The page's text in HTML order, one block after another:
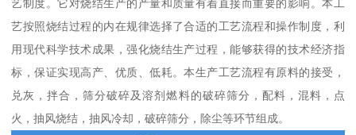
艺制度。它对烧结生产的产量和质量有着直接而重要的影响。本工
艺按照烧结过程的内在规律选择了合适的工艺流程和操作制度，利
用现代科学技术成果，强化烧结生产过程，能够获得的技术经济指
标，保证实现高产、优质、低耗。本生产工艺流程有原料的接受，
兑灰，拌合，筛分破碎及溶剂燃料的破碎筛分，配料，混料，点
火，抽风烧结，抽风冷却，破碎筛分，除尘等环节组成。